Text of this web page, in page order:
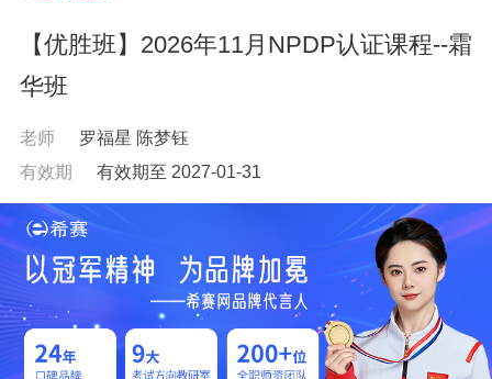
【优胜班】2026年11月NPDP认证课程--霜
华班
老师 罗福星 陈梦钰
有效期
有效期至 2027-01-31